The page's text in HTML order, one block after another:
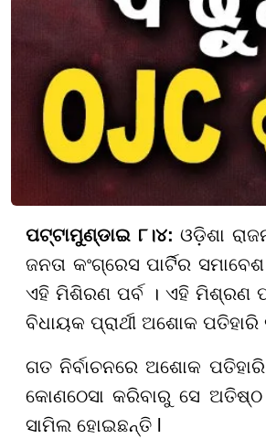
ପଟ୍ଟାମୁଣ୍ଡାଇ ୮।୪:ଓଡ଼ିଶା
ଜନତା କଂଗ୍ରେସ ପାର୍ଟିର
ଏହି ମିଶିରଣ ପର୍ବ । ଏହି ମିଶ୍ରଣ
ବିଧାୟକ ପ୍ରାର୍ଥୀ ଅଶୋକ
ଗତ ନିର୍ବାଚନରେ ଅଶୋକ
କୋଣଠେସା କରିବାରୁ ସେ
ସାମିଲ ହୋଇଛନ୍ତି l